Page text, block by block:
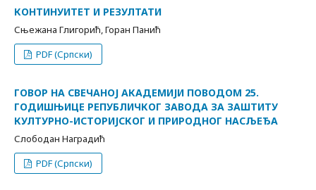
КОНТИНУИТЕТ И РЕЗУЛТАТИ
Сњежана Глигорић, Горан Панић
PDF (Српски)
ГОВОР НА СВЕЧАНОЈ АКАДЕМИЈИ ПОВОДОМ 25.
ГОДИШЊИЦЕ РЕПУБЛИЧКОГ ЗАВОДА ЗА ЗАШТИТУ
КУЛТУРНО-ИСТОРИЈСКОГ И ПРИРОДНОГ НАСЉЕЂА
Слободан Наградић
PDF (Српски)